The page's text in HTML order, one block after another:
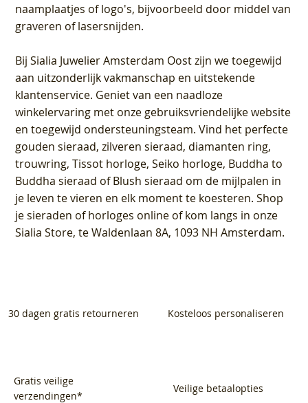
naamplaatjes of logo's, bijvoorbeeld door middel van
graveren of lasersnijden.
BijSialia Juwelier Amsterdam Oostzijn we toegewijd
aan uitzonderlijk vakmanschap en uitstekende
klantenservice. Geniet van een naadloze
winkelervaring met onze gebruiksvriendelijke website
en toegewijd ondersteuningsteam. Vind het perfecte
gouden sieraad, zilveren sieraad, diamanten ring,
trouwring, Tissot horloge, Seiko horloge, Buddha to
Buddha sieraad of Blush sieraad om de mijlpalen in
je leven te vieren en elk moment te koesteren. Shop
je sieraden of horloges online of kom langs in onze
Sialia Store, te Waldenlaan 8A, 1093 NH Amsterdam.
30 dagen gratis retourneren Kosteloos personaliseren
Gratis veilige
verzendingen*
Veilige betaalopties